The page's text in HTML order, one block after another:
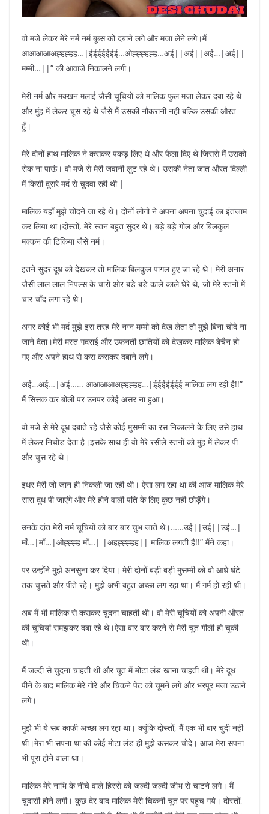
वो मजे लेकर मेरे नर्म नर्म बूब्स को दबाने लगे और मजा लेने लगे।मैं
आआआआअह्हह्हह…|ईईईईईईई…ओह्ह्ह्हह्ह…अई||अई||अई…|अई||
मम्मी…||” की आवाजे निकालने लगी।
मेरी नर्म और मक्खन मलाई जैसी चूचियों को मालिक फुल मजा लेकर दबा रहे थे
और मुंह में लेकर चूस रहे थे जैसे मैं उसकी नौकरानी नही बल्कि उसकी औरत
हूँ।
मेरे दोनों हाथ मालिक ने कसकर पकड़ लिए थे और फैला दिए थे जिससे मैं उसको
रोक ना पाऊं। वो मजे से मेरी जवानी लुट रहे थे। उसकी नेता जात औरत दिल्ली
में किसी दूसरे मर्द से चुदवा रही थी |
मालिक यहाँ मुझे चोदने जा रहे थे। दोनों लोगो ने अपना अपना चुदाई का इंतजाम
कर लिया था।दोस्तों, मेरे स्तन बहुत सुंदर थे। बड़े बड़े गोल और बिलकुल
मक्कन की टिकिया जैसे नर्म।
इतने सुंदर दूध को देखकर तो मालिक बिलकुल पागल हुए जा रहे थे। मेरी अनार
जैसी लाल लाल निपल्स के चारो ओर बड़े बड़े काले काले घेरे थे, जो मेरे स्तनों में
चार चाँद लगा रहे थे।
अगर कोई भी मर्द मुझे इस तरह मेरे नग्न मम्मो को देख लेता तो मुझे बिना चोदे ना
जाने देता।मेरी मस्त गदराई और उफनती छातियों को देखकर मालिक बेचैन हो
गए और अपने हाथ से कस कसकर दबाने लगे।
अई…अई…|अई…… आआआआअह्हह्हह…|ईईईईईईई मालिक लग रही है!!”
मैं सिसक कर बोली पर उनपर कोई असर ना हुआ।
वो मजे से मेरे दूध दबाते रहे जैसे कोई मुसम्मी का रस निकालने के लिए उसे हाथ
में लेकर निचोड़ देता है।इसके साथ ही वो मेरे रसीले स्तनों को मुंह में लेकर पी
और चूस रहे थे।
इधर मेरी जो जान ही निकली जा रही थी। ऐसा लग रहा था की आज मालिक मेरे
सारा दूध पी जाएंगे और मेरे होने वाली पति के लिए कुछ नही छोड़ेंगे।
उनके दांत मेरी नर्म चूचियों को बार बार चुभ जाते थे।……उई||उई||उई…|
माँ…|माँ…|ओह्ह्ह्ह माँ…| |अहह्ह्ह्हह|| मालिक लगती है!!” मैंने कहा।
पर उन्होंने मुझे अनसुना कर दिया। मेरी दोनों बड़ी बड़ी मुसम्मी को वो आधे घंटे
तक चूसते और पीते रहे। मुझे अभी बहुत अच्छा लग रहा था। मैं गर्म हो रही थी।
अब मैं भी मालिक से कसकर चुदना चाहती थी। वो मेरी चूचियों को अपनी औरत
की चूचियां समझकर दबा रहे थे।ऐसा बार बार करने से मेरी चूत गीली हो चुकी
थी।
मैं जल्दी से चुदना चाहती थी और चूत में मोटा लंड खाना चाहती थी। मेरे दूध
पीने के बाद मालिक मेरे गोरे और चिकने पेट को चूमने लगे और भरपूर मजा उठाने
लगे।
मुझे भी ये सब काफी अच्छा लग रहा था। क्यूंकि दोस्तों, मैं एक भी बार चुदी नही
थी।मेरा भी सपना था की कोई मोटा लंड ही मुझे कसकर चोदे। आज मेरा सपना
भी पूरा होने वाला था।
मालिक मेरे नाभि के नीचे वाले हिस्से को जल्दी जल्दी जीभ से चाटने लगे। मैं
चुदासी होने लगी। कुछ देर बाद मालिक मेरी चिकनी चूत पर पहुच गये। दोस्तों,